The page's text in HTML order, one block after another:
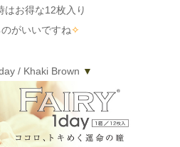
はお得な12枚入り
がいいですね✧
/ Khaki Brown ▼